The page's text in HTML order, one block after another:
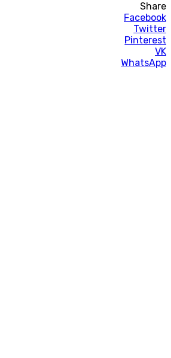
Share
Facebook
Twitter
Pinterest
VK
WhatsApp